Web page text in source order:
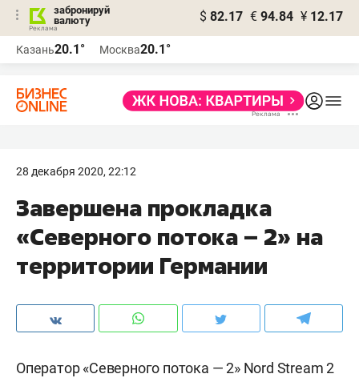
забронируй
валюту
$ 82.17 € 94.84 ¥ 12.17
Казань20.1° Москва20.1°
28 декабря 2020, 22:12
Завершена прокладка
«Северного потока – 2» на
территории Германии
Оператор «Северного потока — 2» Nord Stream 2